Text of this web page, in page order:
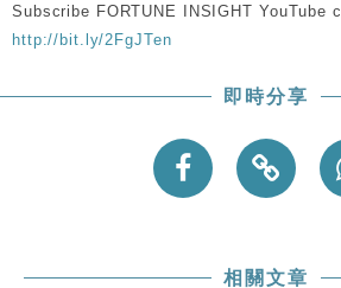
16:47
本地｜假冒內地執法人員要求
16:05
財經｜日經失守6.5萬點後回
Subscribe FORTUNE INSIGHT YouTube
http://bit.ly/2FgJTen
即時分享
相關文章